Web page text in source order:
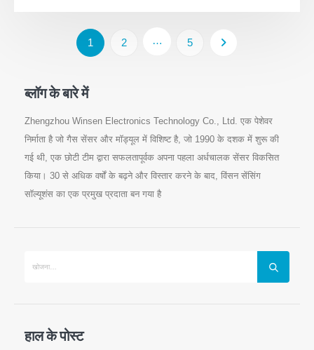
1 2 … 5
ब्लॉग के बारे में
Zhengzhou Winsen Electronics Technology Co., Ltd. एक पेशेवर
निर्माता है जो गैस सेंसर और मॉड्यूल में विशिष्ट है, जो 1990 के दशक में शुरू की
गई थी, एक छोटी टीम द्वारा सफलतापूर्वक अपना पहला अर्धचालक सेंसर विकसित
किया। 30 से अधिक वर्षों के बढ़ने और विस्तार करने के बाद, विंसन सेंसिंग
सॉल्यूशंस का एक प्रमुख प्रदाता बन गया है
हाल के पोस्ट